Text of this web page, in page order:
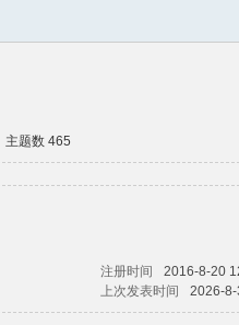
主题数 465
注册时间
2016-8-20
上次发表时间 2026-